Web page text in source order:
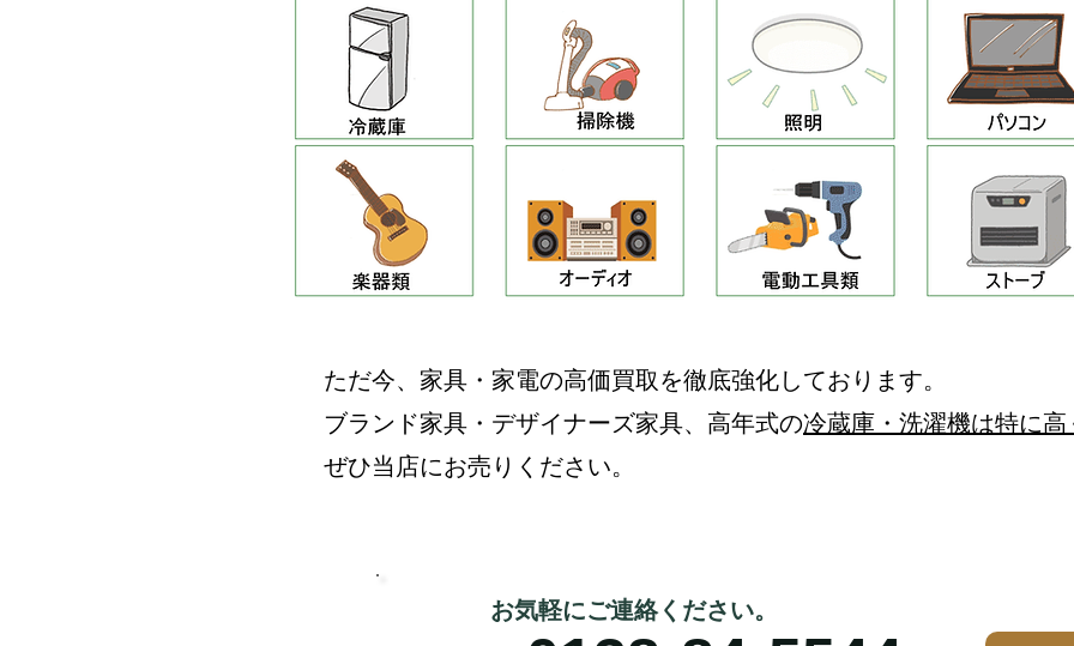
ただ今、家具・家電の高価買取を徹底強化しております。
​ブランド家具・デザイナーズ家具、高年式の冷蔵庫・洗濯機は特に
ぜひ当店にお売りください。
​お気軽にご連絡ください。